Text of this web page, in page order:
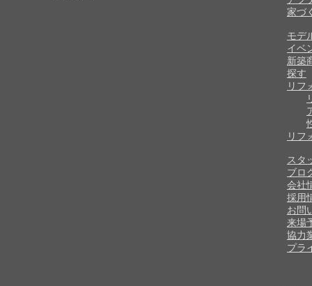
家づ
モデ
イベ
新築
探す
リフ
リフ
スタ
ブロ
会社
採用
お問
来場
協力
プラ